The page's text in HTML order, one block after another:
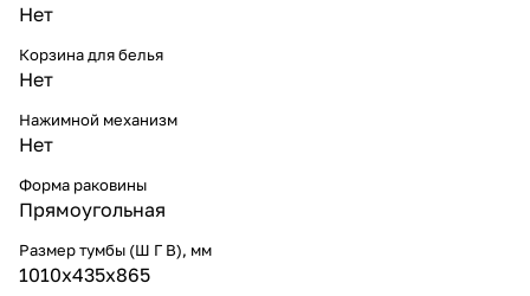
Нет
Корзина для белья
Нет
Нажимной механизм
Нет
Форма раковины
Прямоугольная
Размер тумбы (Ш Г В), мм
1010х435х865